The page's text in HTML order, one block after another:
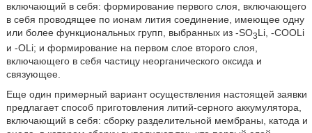
включающий в себя: формирование первого слоя, включающего
в себя проводящее по ионам лития соединение, имеющее одну
или более функциональных групп, выбранных из -SО3Li, -СООLi
и -ОLi; и формирование на первом слое второго слоя,
включающего в себя частицу неорганического оксида и
связующее.
Еще один примерный вариант осуществления настоящей заявки
предлагает способ приготовления литий-серного аккумулятора,
включающий в себя: сборку разделительной мембраны, катода и